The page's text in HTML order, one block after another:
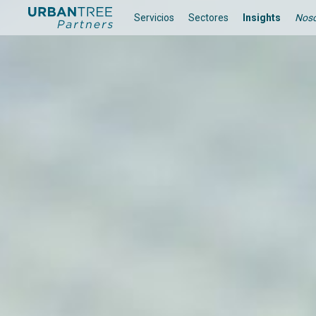
Servicios Sectores Insights